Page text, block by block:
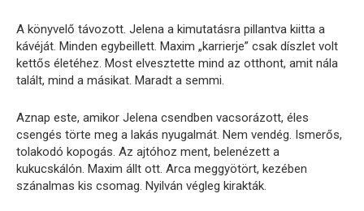
A könyvelő távozott. Jelena a kimutatásra pillantva kiitta a
kávéját. Minden egybeillett. Maxim „karrierje” csak díszlet volt
kettős életéhez. Most elvesztette mind az otthont, amit nála
talált, mind a másikat. Maradt a semmi.
Aznap este, amikor Jelena csendben vacsorázott, éles
csengés törte meg a lakás nyugalmát. Nem vendég. Ismerős,
tolakodó kopogás. Az ajtóhoz ment, belenézett a
kukucskálón. Maxim állt ott. Arca meggyötört, kezében
szánalmas kis csomag. Nyilván végleg kirakták.